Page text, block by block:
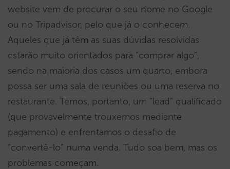
website vem de procurar o seu nome no Google
ou no Tripadvisor, pelo que já o conhecem.
Aqueles que já têm as suas dúvidas resolvidas
estarão muito orientados para “comprar algo”,
sendo na maioria dos casos um quarto, embora
possa ser uma sala de reuniões ou uma reserva no
restaurante. Temos, portanto, um “lead” qualificado
(que provavelmente trouxemos mediante
pagamento) e enfrentamos o desafio de
“convertê-lo” numa venda. Tudo soa bem, mas os
problemas começam.